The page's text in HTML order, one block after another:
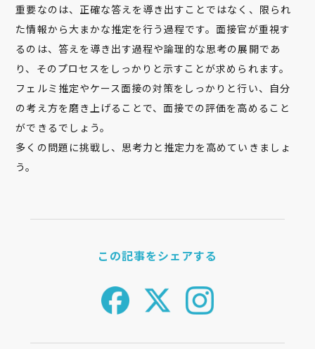
重要なのは、正確な答えを導き出すことではなく、限られ
た情報から大まかな推定を行う過程です。面接官が重視す
るのは、答えを導き出す過程や論理的な思考の展開であ
り、そのプロセスをしっかりと示すことが求められます。
フェルミ推定やケース面接の対策をしっかりと行い、自分
の考え方を磨き上げることで、面接での評価を高めること
ができるでしょう。
多くの問題に挑戦し、思考力と推定力を高めていきましょ
う。
この記事をシェアする